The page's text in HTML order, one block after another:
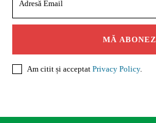
MĂ ABONEZ
Am citit și acceptat Privacy Policy.